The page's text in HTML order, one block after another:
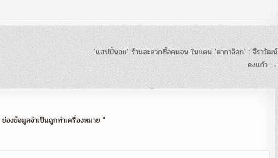
‘แฮปปี้นอย’ ร้านสะดวกซื้อคนจน ในแดน ‘ตากาล็อก’ : จีราวัฒน์
คงแก้ว →
ช่องข้อมูลจำเป็นถูกทำเครื่องหมาย *